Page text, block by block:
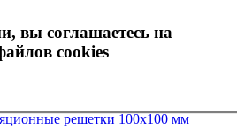
вы соглашаетесь на
cookies
вентиляционные решетки
вентиляционные решетки
решетки 100х100 мм